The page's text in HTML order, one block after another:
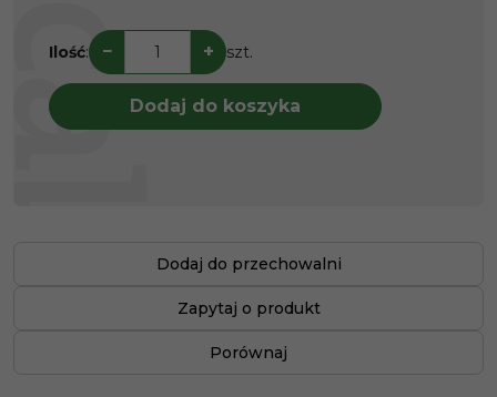
Ilość: − + szt.
Dodaj do koszyka
Dodaj do przechowalni
Zapytaj o produkt
Porównaj